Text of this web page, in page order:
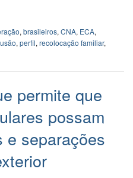
, brasileiros, CNA, ECA,
, perfil, recolocação familiar,
permite que
possam
e separações